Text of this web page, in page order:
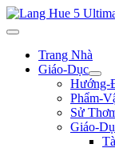
Trang Nhà
Giáo-Dục
Hướng-
Phẩm-
Sử
Giáo-